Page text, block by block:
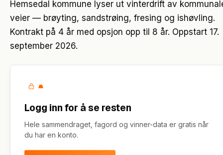
Hemsedal kommune lyser ut vinterdrift av
veier — brøyting, sandstrøing, fresing og ishøvling.
Kontrakt på 4 år med opsjon opp til 8 år. Oppstart 17.
september 2026.
Logg inn for å se resten
Hele sammendraget, fagord og vinner-data er gratis når
du har en konto.